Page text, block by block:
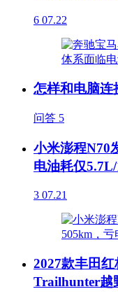
6 07.22
怎样和电脑连
问答 5
小米澎程N70
电油耗仅
3 07.21
2027款丰田
Trailhunter越